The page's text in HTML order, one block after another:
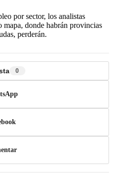
por sector, los analistas
mapa, donde habrán provincias
perderán.
0